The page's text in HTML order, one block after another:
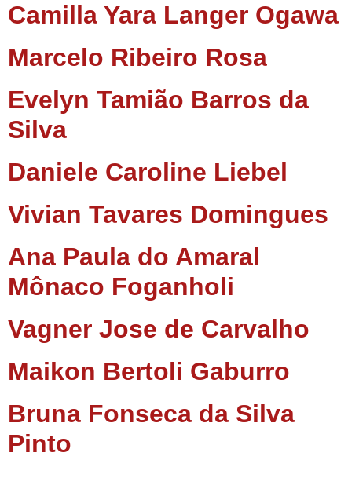
Camilla Yara Langer Ogawa
Marcelo Ribeiro Rosa
Evelyn Tamião Barros da
Silva
Daniele Caroline Liebel
Vivian Tavares Domingues
Ana Paula do Amaral
Mônaco Foganholi
Vagner Jose de Carvalho
Maikon Bertoli Gaburro
Bruna Fonseca da Silva
Pinto